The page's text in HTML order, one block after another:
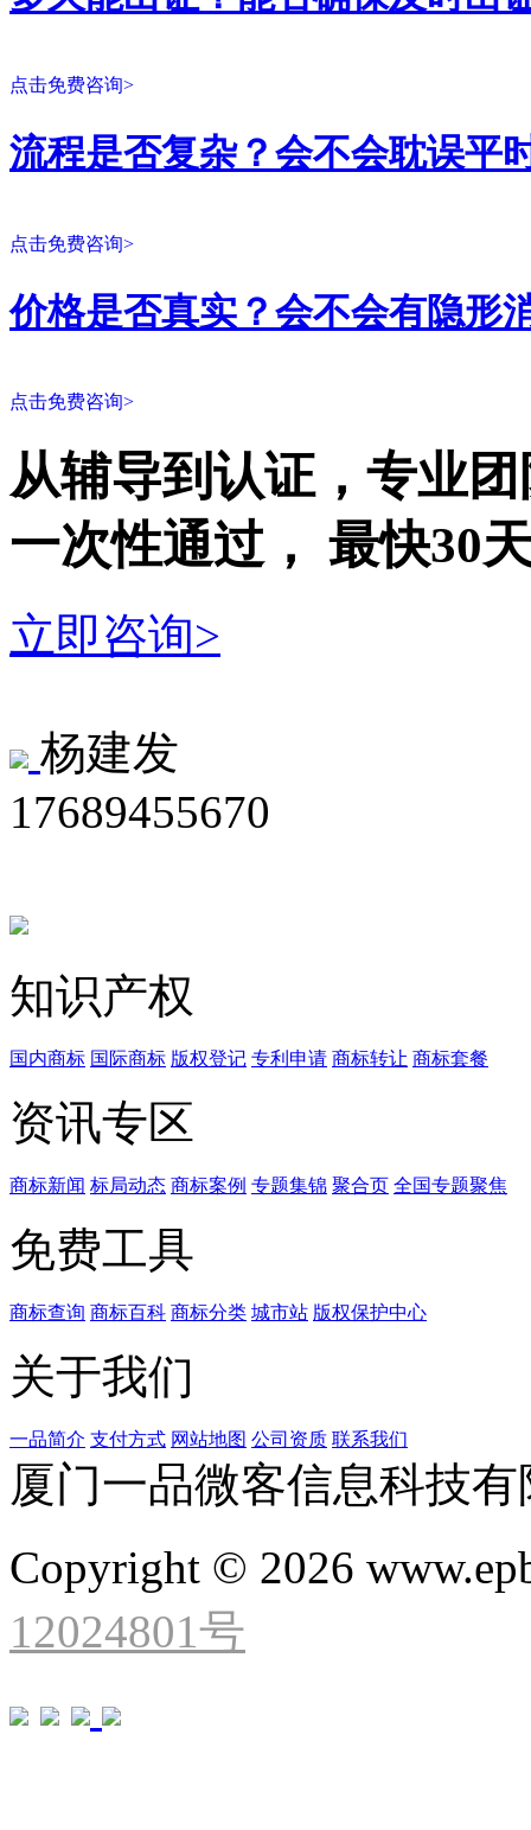
点击免费咨询>
流程是否复杂？会不会耽误平
点击免费咨询>
价格是否真实？会不会有隐形
点击免费咨询>
从辅导到认证，专业
一次性通过， 最快30
立即咨询>
杨建发
17689455670
知识产权
国内商标 国际商标 版权登记 专利申请 商标转让 商标套餐
资讯专区
商标新闻 标局动态 商标案例 专题集锦 聚合页 全国专题聚焦
免费工具
商标查询 商标百科 商标分类 城市站 版权保护中心
关于我们
一品简介 支付方式 网站地图 公司资质 联系我们
厦门一品微客信息科技
Copyright © 2026
12024801号